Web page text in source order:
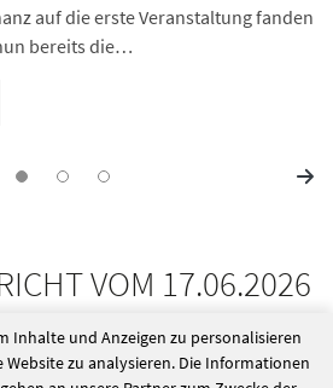
auf die erste Veranstaltung fanden
bereits die…
VOM 17.06.2026
Inhalte und Anzeigen zu personalisieren
zu analysieren. Die Informationen